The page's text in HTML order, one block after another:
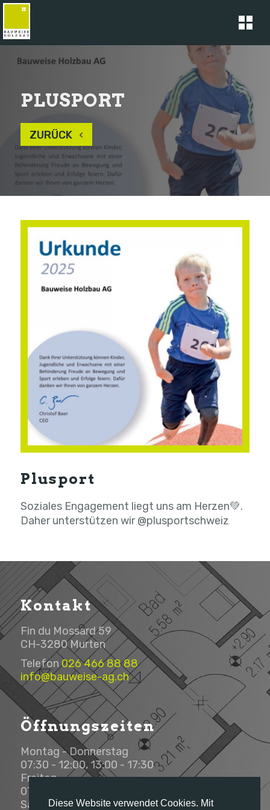
Diese Website verwendet Cookies. Mit
PLUSPORT
ZURÜCK
Plusport
Soziales Engagement liegt uns am Herzen💚.
Daher unterstützen wir @plusportschweiz
Kontakt
Fin du Mossard 59
CH-3280 Murten
Telefon026 466 88 88
info@bauweise-ag.ch
Öffnungszeiten
Montag - Donnerstag
07:30 - 12:00, 13:00 - 17:30
Freitag
07:30 - 12:00, 13:00 - 16:00
Samstag - Sonntag